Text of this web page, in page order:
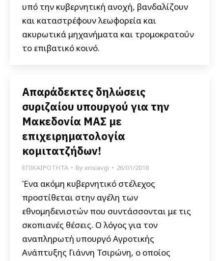
υπό την κυβερνητική ανοχή, βανδαλίζουν
και καταστρέφουν λεωφορεία και
ακυρωτικά μηχανήματα και τρομοκρατούν
το επιβατικό κοινό.
Απαράδεκτες δηλώσεις
συριζαίου υπουργού για την
Μακεδονία ΜΑΣ με
επιχειρηματολογία
κομιτατζήδων!
ΕΠΙΚΑΙΡΟΤΗΤΑ Byxrisiavgi 26/01/2018
Ένα ακόμη κυβερνητικό στέλεχος
προστίθεται στην αγέλη των
εθνομηδενιστών που συντάσσονται με τις
σκοπιανές θέσεις. Ο λόγος για τον
αναπληρωτή υπουργό Αγροτικής
Ανάπτυξης Γιάννη Τσιρώνη, ο οποίος